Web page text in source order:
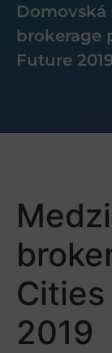
Domovská
brokerage
Future
2019